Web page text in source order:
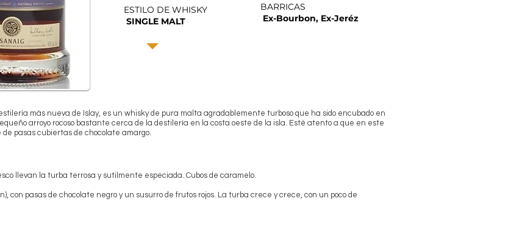
ESTILO DE WHISKY
SINGLE MALT
BARRICAS
Ex-Bourbon, Ex-Jeréz
más nueva de Islay, es un whisky de pura malta agradablemente turboso que ha sido encubado en
arroyo rocoso bastante cerca de la destilería en la costa oeste de la isla. Esté atento a que en este
pasas cubiertas de chocolate amargo.
llevan la turba terrosa y sutilmente especiada. Cubos de caramelo.
con pasas de chocolate negro y un susurro de frutos rojos. La turba crece y crece, con un poco de